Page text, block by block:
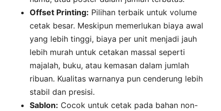
Offset Printing: Pilihan terbaik untuk volume
cetak besar. Meskipun memerlukan biaya awal
yang lebih tinggi, biaya per unit menjadi jauh
lebih murah untuk cetakan massal seperti
majalah, buku, atau kemasan dalam jumlah
ribuan. Kualitas warnanya pun cenderung lebih
stabil dan presisi.
Sablon: Cocok untuk cetak pada bahan non-